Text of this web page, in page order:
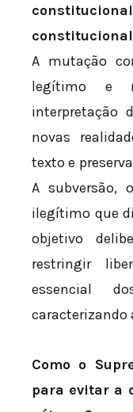
A mutação
legítimo e
interpretação
novas
texto e
A subversão,
ilegítimo que
objetivo
restringir
essencial
caracterizando
Como o
para evitar a